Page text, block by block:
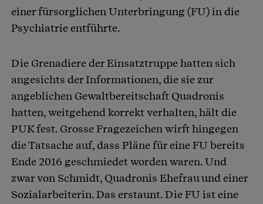
einer fürsorglichen Unterbringung (FU) in die
Psychiatrie entführte.
Die Grenadiere der Einsatztruppe hatten sich
angesichts der Informationen, die sie zur
angeblichen Gewaltbereitschaft Quadronis
hatten, weitgehend korrekt verhalten, hält die
PUK fest. Grosse Fragezeichen wirft hingegen
die Tatsache auf, dass Pläne für eine FU bereits
Ende 2016 geschmiedet worden waren. Und
zwar von Schmidt, Quadronis Ehefrau und einer
Sozialarbeiterin. Das erstaunt. Die FU ist eine